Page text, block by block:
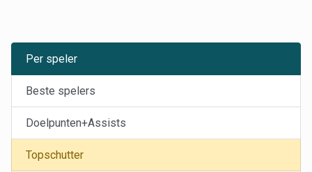
Per speler
Beste spelers
Doelpunten+Assists
Topschutter